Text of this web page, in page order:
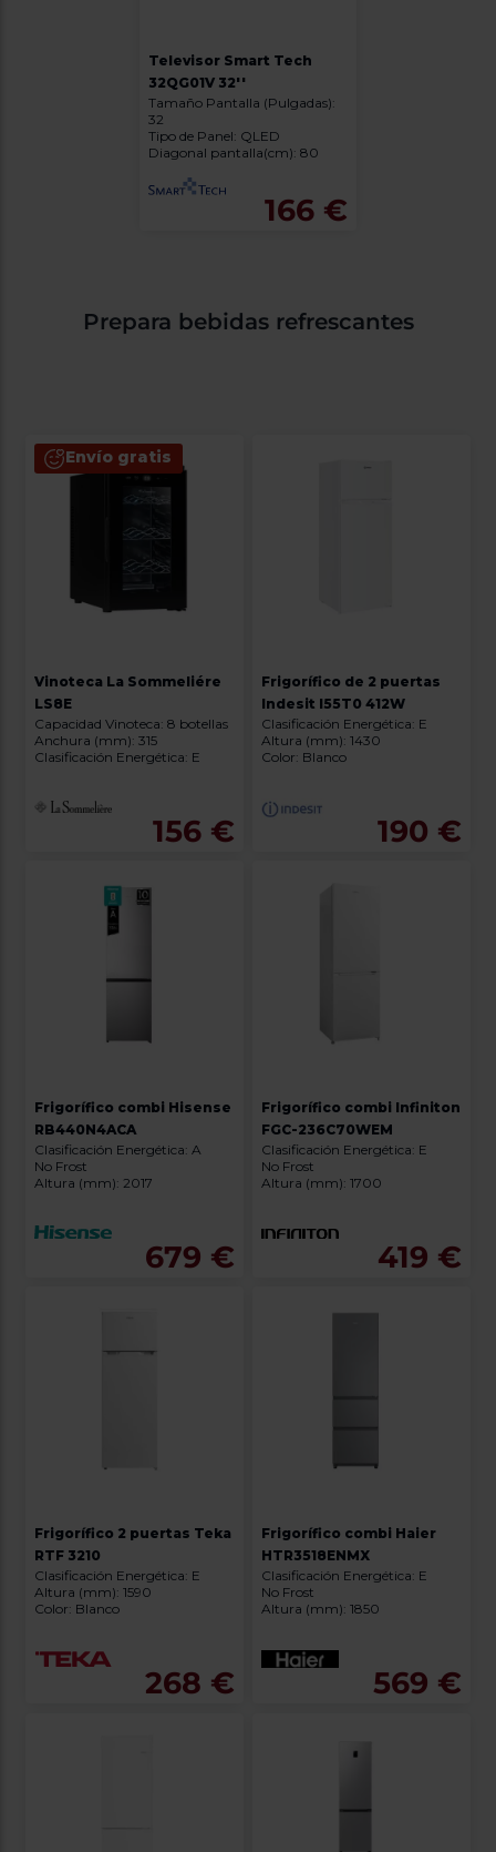
Televisor Smart Tech
32QG01V 32''
Tamaño Pantalla (Pulgadas):
32
Tipo de Panel: QLED
Diagonal pantalla(cm): 80
166 €
Prepara bebidas refrescantes
Envío gratis
Vinoteca La Sommeliére
LS8E
Capacidad Vinoteca: 8 botellas
Anchura (mm): 315
Clasificación Energética: E
156 €
Frigorífico de 2 puertas
Indesit I55T0 412W
Clasificación Energética: E
Altura (mm): 1430
Color: Blanco
190 €
Frigorífico combi Hisense
RB440N4ACA
Clasificación Energética: A
No Frost
Altura (mm): 2017
679 €
Frigorífico combi Infiniton
FGC-236C70WEM
Clasificación Energética: E
No Frost
Altura (mm): 1700
419 €
Frigorífico 2 puertas Teka
RTF 3210
Clasificación Energética: E
Altura (mm): 1590
Color: Blanco
268 €
Frigorífico combi Haier
HTR3518ENMX
Clasificación Energética: E
No Frost
Altura (mm): 1850
569 €